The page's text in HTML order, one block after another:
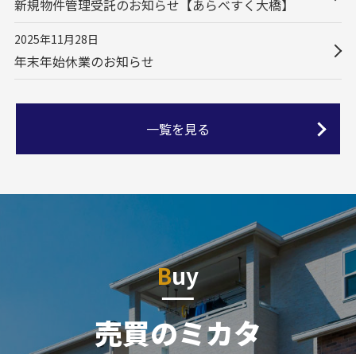
新規物件管理受託のお知らせ【あらべすく大橋】
2025年11月28日
年末年始休業のお知らせ
一覧を見る
Buy
売買のミカタ